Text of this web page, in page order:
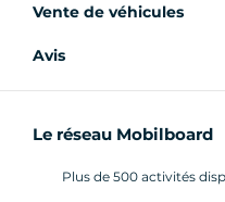
Vente de véhicules
Avis
Le réseau Mobilboard
Plus de 500 activités